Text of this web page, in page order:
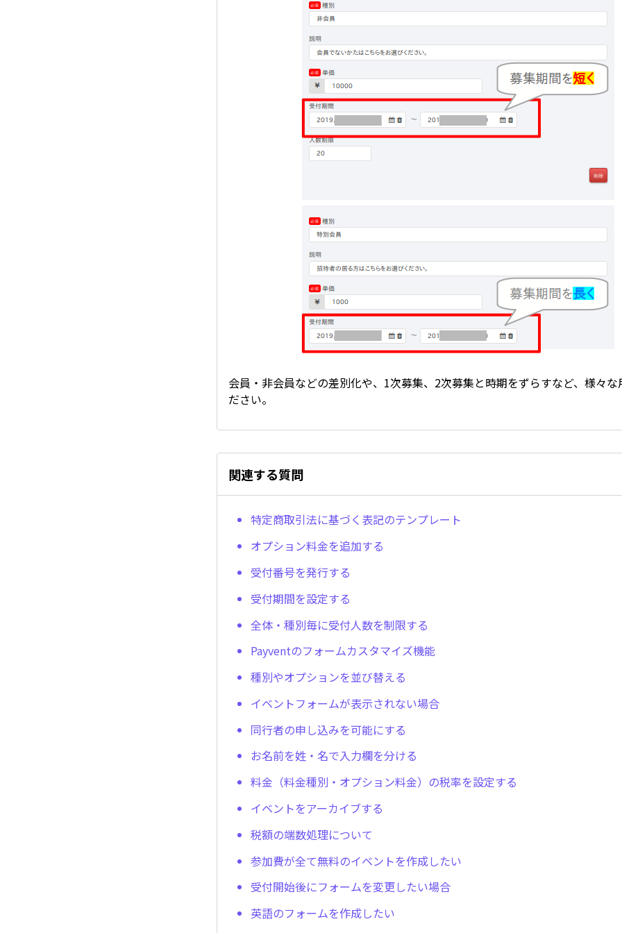
会員・非会員などの差別化や、1次募集、2次募集と時期をずらすなど、様々な
ださい。
関連する質問
特定商取引法に基づく表記のテンプレート
オプション料金を追加する
受付番号を発行する
受付期間を設定する
全体・種別毎に受付人数を制限する
Payventのフォームカスタマイズ機能
種別やオプションを並び替える
イベントフォームが表示されない場合
同行者の申し込みを可能にする
お名前を姓・名で入力欄を分ける
料金（料金種別・オプション料金）の税率を設定する
イベントをアーカイブする
税額の端数処理について
参加費が全て無料のイベントを作成したい
受付開始後にフォームを変更したい場合
英語のフォームを作成したい